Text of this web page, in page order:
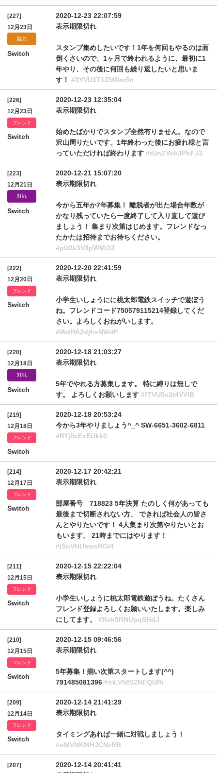
[227]
12月23日
協力
Switch
2020-12-23 22:07:59
表示期限切れ
スタンプ集めしたいです！1年を何回もやるのは面
倒くさいので、1ヶ月で終われるように、最初に1
年やり、その後に何回も繰り返したいと思いま
す！ #3YVU1T1ZMNm5n
[226]
12月23日
フレンド
Switch
2020-12-23 12:35:04
表示期限切れ
始めたばかりでスタンプ全然有りません。なので
沢山周りたいです。1年終わった後にお疲れ様と言
っていただければ終わります #tUnZVckJPbFJ3
[223]
12月21日
対戦
Switch
2020-12-21 15:07:20
表示期限切れ
今から五年か7年募集！ 離脱者が出た場合年数が
かなり残っていたら一度終了して入り直して遊び
ましょう！ 集まり次第はじめます。フレンドなっ
たかたは招待までお待ちください。
#pU2k3V3pWMi1Z
[222]
12月20日
フレンド
Switch
2020-12-20 22:41:59
表示期限切れ
小学生いしょうにに桃太郎電鉄スイッチで遊ぼう
ね。フレンドコード750579115214登録してくだ
さい。よろしくおねがいします。
#WdHA2djhxNWdF
[220]
12月18日
対戦
Switch
2020-12-18 21:03:27
表示期限切れ
5年でやれる方募集します。 特に縛りは無しで
す。 よろしくお願いします #fTVU5c2t4VVlB
[219]
12月18日
フレンド
Switch
2020-12-18 20:53:24
今から3年やりましょう^_^ SW-6651-3602-6811
#RYjlIcExEUkk0
[214]
12月17日
フレンド
Switch
2020-12-17 20:42:21
表示期限切れ
部屋番号 718823 5年決算 たのしく何があっても
最後まで切断されない方、 できれば社会人の皆さ
んとやりたいです！ 4人集まり次第やりたいとお
もいます。 21時までにはやります！
#jSnVHUmxsRGI4
[211]
12月15日
フレンド
Switch
2020-12-15 22:22:04
表示期限切れ
小学生いしょうに桃太郎電鉄遊ぼうね。たくさん
フレンド登録よろしくお願いいたします。楽しみ
にしてます。 #Rck5RNUpqSHdJ
[210]
12月15日
フレンド
Switch
2020-12-15 09:46:56
表示期限切れ
5年募集！揃い次第スタートします(^^)
791485081396 #mLVNfS2NFQURr
[209]
12月14日
フレンド
Switch
2020-12-14 21:41:29
表示期限切れ
タイミングあれば一緒に対戦しましょう！
#oMVNKMHJCNzRB
[207]
2020-12-14 20:41:41